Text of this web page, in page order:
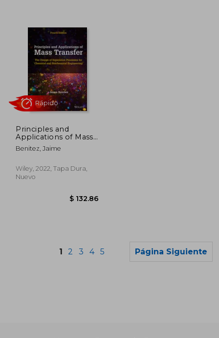
45% $ 185.14
Principles and
Applications of Mass
Transfer: The Design
of Separation
Chemical and
Biochemical
Benitez, Jaime
Wiley, 2022, Tapa Dura,
Nuevo
1 2 3 4 5 Página Siguiente